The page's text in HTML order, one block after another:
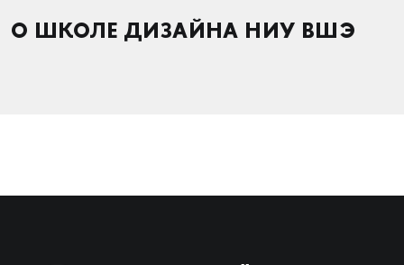
О ШКОЛЕ ДИЗАЙНА НИУ ВШЭ